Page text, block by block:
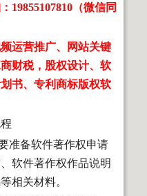
19855107810（微信同
运营推广、网站关键
财税，股权设计、软
书、专利商标版权软
准备软件著作权申请
软件著作权作品说明
相关材料。